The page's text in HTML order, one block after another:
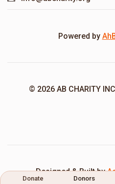
Powered by
© 2026 AB CHARITY
Designed & Built by
Donate Donors